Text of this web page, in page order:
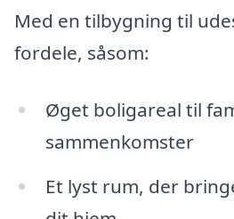
Med en tilbygning til
fordele, såsom:
Øget boligareal til
sammenkomster
Et lyst rum, der